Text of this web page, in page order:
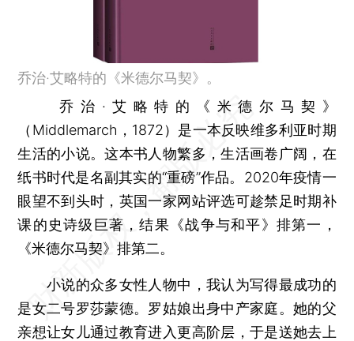
乔治·艾略特的《米德尔马契》。
乔治·艾略特的《米德尔马契》
（Middlemarch，1872）是一本反映维多利亚时期
生活的小说。这本书人物繁多，生活画卷广阔，在
纸书时代是名副其实的“重磅”作品。2020年疫情一
眼望不到头时，英国一家网站评选可趁禁足时期补
课的史诗级巨著，结果《战争与和平》排第一，
《米德尔马契》排第二。
小说的众多女性人物中，我认为写得最成功的
是女二号罗莎蒙德。罗姑娘出身中产家庭。她的父
亲想让女儿通过教育进入更高阶层，于是送她去上